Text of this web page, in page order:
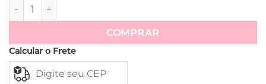
Ver mais
Vestido Linho Mídi com Cinto Joana - Marsala quantidade
COMPRAR
Calcular o Frete